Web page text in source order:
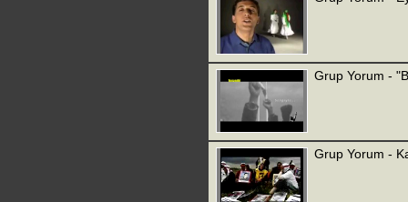
Grup Yorum -
Grup Yorum -